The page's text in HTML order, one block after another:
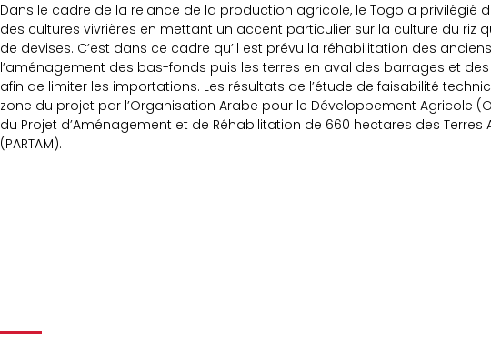
Dans le cadre de la relance de la production agricole, le Togo a privilégié
des cultures vivrières en mettant un accent particulier sur la culture du riz
de devises. C’est dans ce cadre qu’il est prévu la réhabilitation des
l’aménagement des bas-fonds puis les terres en aval des barrages et
afin de limiter les importations. Les résultats de l’étude de faisabilité
zone du projet par l’Organisation Arabe pour le Développement Agricole
du Projet d’Aménagement et de Réhabilitation de 660 hectares des
(PARTAM).